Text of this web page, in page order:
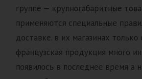
группе — крупногабаритные
применяются специальные
доставке. в их магазинах только
французская продукция много
появилось в последнее время а